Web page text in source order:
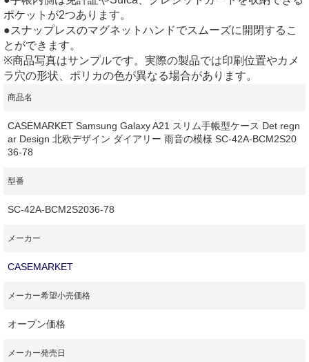
ポケットが2つあります。
●スナップレスのマグネットハンドでスムーズに開閉するこ
とができます。
※商品写真はサンプルです。実際の製品では印刷位置やカメ
ラ穴の形状、ポリカの色が異なる場合があります。
商品名
CASEMARKET Samsung Galaxy A21 スリム手帳型ケース Det regn
ar Design 北欧デザイン ダイアリー 雨音の模様 SC-42A-BCM2S20
36-78
型番
SC-42A-BCM2S2036-78
メーカー
CASEMARKET
メーカー希望小売価格
オープン価格
メーカー発売日